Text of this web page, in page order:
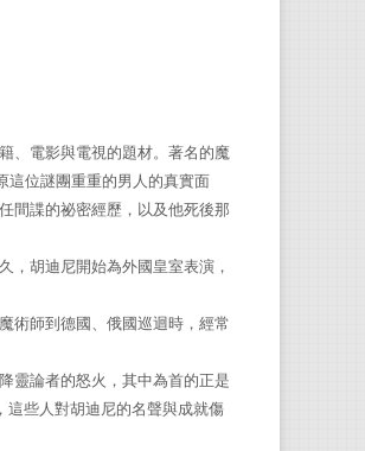
、電影與電視的題材。著名的魔
這位謎團重重的男人的真實面
間諜的祕密經歷，以及他死後那
，胡迪尼開始為外國皇室表演，
術師到德國、俄國巡迴時，經常
靈論者的怒火，其中為首的正是
這些人對胡迪尼的名聲與成就傷